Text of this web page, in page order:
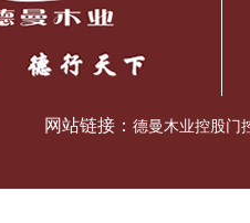
网站链接： 德曼木业控股